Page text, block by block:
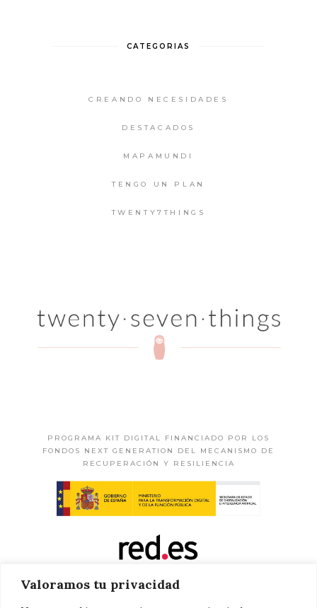
Valoramos tu privacidad
CATEGORIAS
CREANDO NECESIDADES
DESTACADOS
MAPAMUNDI
TENGO UN PLAN
TWENTY7THINGS
PROGRAMA KIT DIGITAL FINANCIADO POR LOS
FONDOS NEXT GENERATION DEL MECANISMO DE
RECUPERACIÓN Y RESILIENCIA